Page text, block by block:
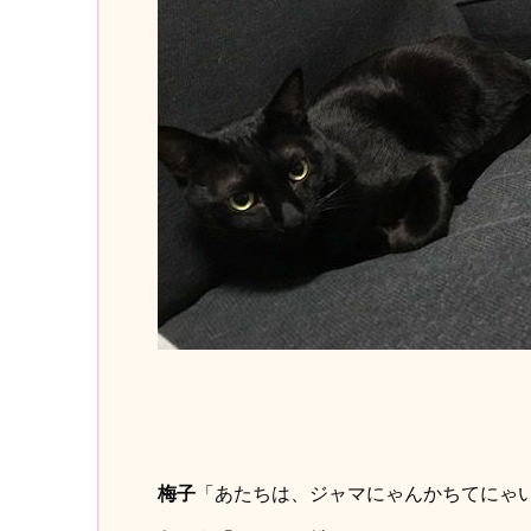
梅子「あたちは、ジャマにゃんかちてにゃ